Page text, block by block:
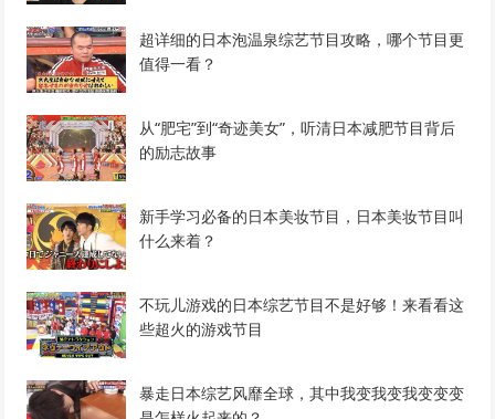
超详细的日本泡温泉综艺节目攻略，哪个节目更
值得一看？
从“肥宅”到“奇迹美女”，听清日本减肥节目背后
的励志故事
新手学习必备的日本美妆节目，日本美妆节目叫
什么来着？
不玩儿游戏的日本综艺节目不是好够！来看看这
些超火的游戏节目
暴走日本综艺风靡全球，其中我变我变我变变变